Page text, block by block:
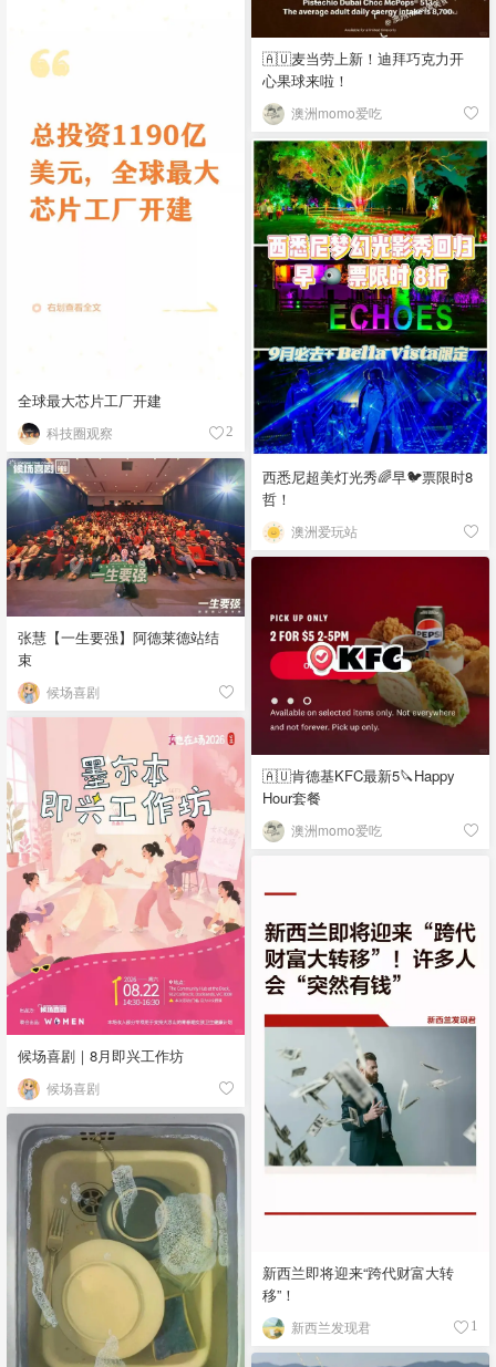
🇦🇺麦当劳上新！迪拜巧克力开
心果球来啦！
澳洲momo爱吃
全球最大芯片工厂开建
科技圈观察 2
西悉尼超美灯光秀🌈早🐦票限时8
哲！
澳洲爱玩站
张慧【一生要强】阿德莱德站结
束
候场喜剧
🇦🇺肯德基KFC最新5🔪Happy
Hour套餐
澳洲momo爱吃
候场喜剧｜8月即兴工作坊
候场喜剧
新西兰即将迎来“跨代财富大转
移”！
新西兰发现君 1